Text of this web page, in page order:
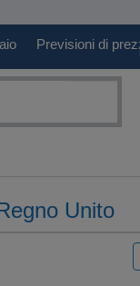
Previsioni di
Unito